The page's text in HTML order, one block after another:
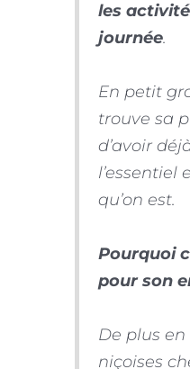
les
journée.
En petit
trouve sa
d’avoir
l’essentiel
qu’on est.
Pourquoi
pour son
De plus
niçoises